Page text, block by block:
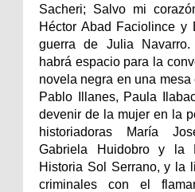
Sacheri; Salvo mi
Héctor Abad Faciolince
guerra de Julia
habrá espacio para la
novela negra en una
Pablo Illanes, Paula
devenir de la mujer en la
historiadoras María
Gabriela Huidobro y la
Historia Sol Serrano, y la
criminales con el